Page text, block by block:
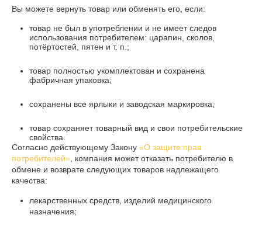
Вы можете вернуть товар или обменять его, если:
товар не был в употреблении и не имеет следов
использования потребителем: царапин, сколов,
потёртостей, пятен и т. п.;
товар полностью укомплектован и сохранена
фабричная упаковка;
сохранены все ярлыки и заводская маркировка;
товар сохраняет товарный вид и свои потребительские
свойства.
Согласно действующему Закону «О защите прав
потребителей» , компания может отказать потребителю в
обмене и возврате следующих товаров надлежащего
качества:
лекарственных средств, изделий медицинского
назначения;